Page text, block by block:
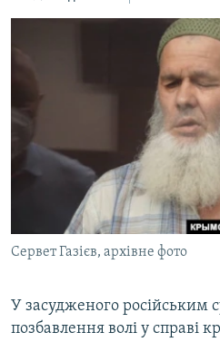
пошуку
СПЕЦПРОЕКТИ
ДЕПОРТАЦІЯ
ВІДЕОУРОКИ «ELIFBE»
СВІДЧЕННЯ ОКУПАЦІЇ
УКРАЇНСЬКА ПРОБЛЕМА КРИМУ
ІНФОГРАФІКА
ЯК ОБІЙТИ БЛОКУВАННЯ
Русский
Qırımtatar
ДОЛУЧАЙСЯ!
Усі сайти RFE/RL
Сервет Газієв, архівне фото
У засудженого російським
позбавлення волі у справі